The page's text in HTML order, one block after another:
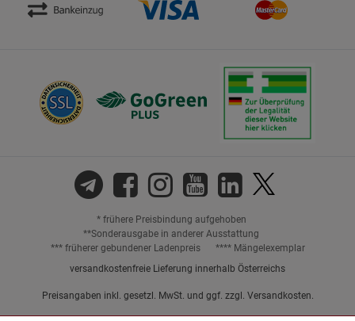
* frühere Preisbindung aufgehoben
**Sonderausgabe in anderer Ausstattung
*** früherer gebundener Ladenpreis
**** Mängelexemplar
versandkostenfreie Lieferung innerhalb Österreichs
Preisangaben inkl. gesetzl. MwSt. und ggf. zzgl. Versandkosten.